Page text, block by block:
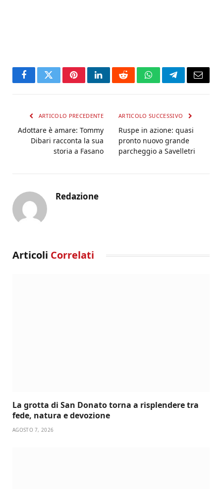
FacebookTwitterPinterestLinkedInRedditWhatsAppTelegramEmail
ARTICOLO PRECEDENTE
Adottare è amare: Tommy
Dibari racconta la sua
storia a Fasano
ARTICOLO SUCCESSIVO
Ruspe in azione: quasi
pronto nuovo grande
parcheggio a Savelletri
Redazione
Articoli Correlati
La grotta di San Donato torna a risplendere tra
fede, natura e devozione
AGOSTO 7, 2026